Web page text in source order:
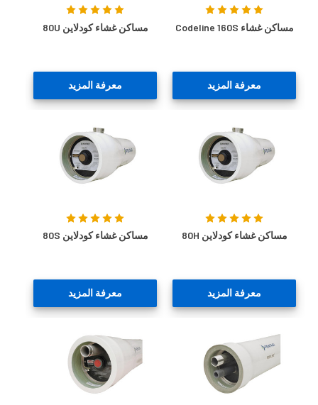
مساكن غشاء Codeline 160S
معرفة المزيد
مساكن غشاء كودلاين 80U
معرفة المزيد
مساكن غشاء كودلاين 80H
معرفة المزيد
مساكن غشاء كودلاين 80S
معرفة المزيد